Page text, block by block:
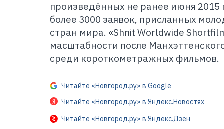
произведённых не ранее июня 2015
более 3000 заявок, присланных
стран мира. «Shnit Worldwide
масштабности после
среди короткометражных фильмов.
Читайте «Новгород.ру» в Google
Читайте «Новгород.ру» в Яндекс.Новостях
Читайте «Новгород.ру» в Яндекс.Дзен